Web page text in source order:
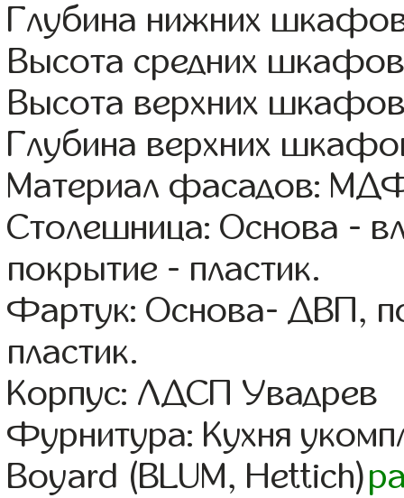
Глубина нижних
Высота средних
Высота верхних
Глубина верхних
Материал фасадов:
Столешница: Основа -
покрытие - пластик.
Фартук: Основа- ДВП,
пластик.
Корпус: ЛДСП Увадрев
Фурнитура: Кухня
Boyard (BLUM, Hettich)